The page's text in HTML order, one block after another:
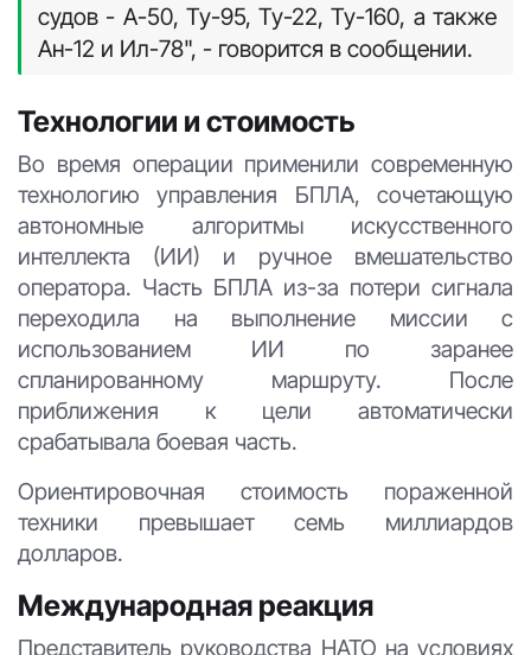
судов - А-50, Ту-95, Ту-22, Ту-160, а также
Ан-12 и Ил-78", - говорится в сообщении.
Технологии и стоимость
Во время операции применили современную
технологию управления БПЛА, сочетающую
автономные алгоритмы искусственного
интеллекта (ИИ) и ручное вмешательство
оператора. Часть БПЛА из-за потери сигнала
переходила на выполнение миссии с
использованием ИИ по заранее
спланированному маршруту. После
приближения к цели автоматически
срабатывала боевая часть.
Ориентировочная стоимость пораженной
техники превышает семь миллиардов
долларов.
Международная реакция
Представитель руководства НАТО на условиях